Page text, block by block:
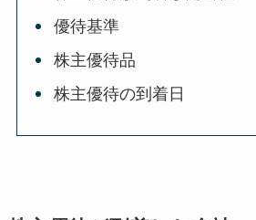
優待基準
株主優待品
株主優待の到着日